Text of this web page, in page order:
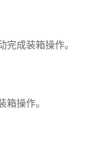
成装箱操作。
操作。